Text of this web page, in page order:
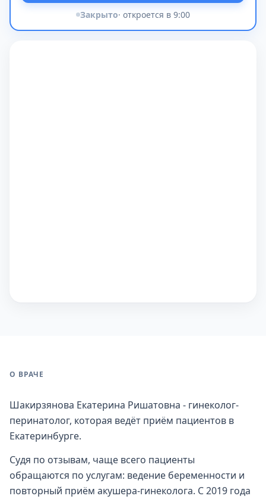
Закрыто· откроется в 9:00
О ВРАЧЕ
Шакирзянова Екатерина Ришатовна - гинеколог-
перинатолог, которая ведёт приём пациентов в
Екатеринбурге.
Судя по отзывам, чаще всего пациенты
обращаются по услугам: ведение беременности и
повторный приём акушера-гинеколога. С 2019 года